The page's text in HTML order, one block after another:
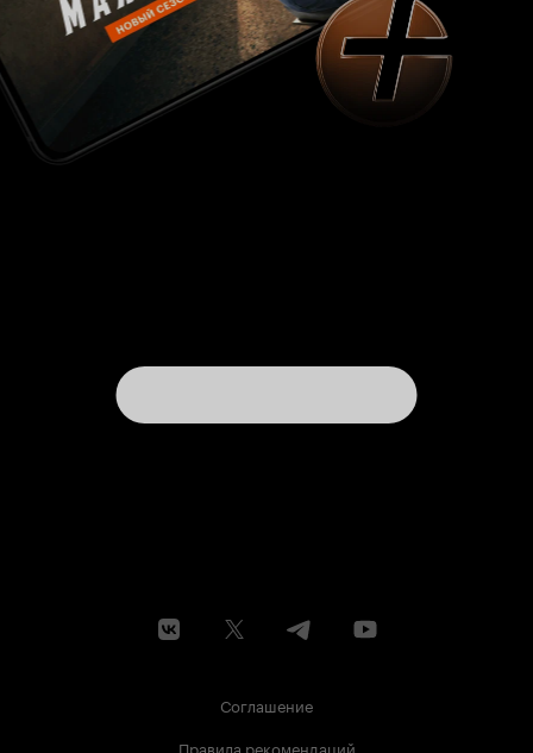
Соглашение
Правила рекомендаций